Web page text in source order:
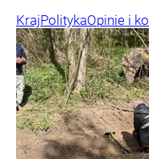
KrajPolitykaOpinie i